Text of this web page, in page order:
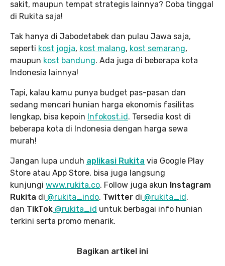
sakit, maupun tempat strategis lainnya? Coba tinggal
di Rukita saja!
Tak hanya di Jabodetabek dan pulau Jawa saja,
seperti kost jogja, kost malang, kost semarang,
maupun kost bandung. Ada juga di beberapa kota
Indonesia lainnya!
Tapi, kalau kamu punya budget pas-pasan dan
sedang mencari hunian harga ekonomis fasilitas
lengkap, bisa kepoin Infokost.id . Tersedia kost di
beberapa kota di Indonesia dengan harga sewa
murah!
Jangan lupa unduh aplikasi Rukita via Google Play
Store atau App Store, bisa juga langsung
kunjungi www.rukita.co. Follow juga akun Instagram
Rukita di @rukita_indo, Twitter di @rukita_id ,
dan TikTok @rukita_id untuk berbagai info hunian
terkini serta promo menarik.
Bagikan artikel ini